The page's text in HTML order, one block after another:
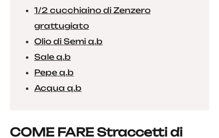
1/2 cucchiaino di Zenzero
grattugiato
Olio di Semi q.b
Sale q.b
Pepe q.b
Acqua q.b
COME FARE Straccetti di